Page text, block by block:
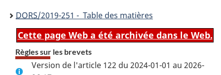
DORS/2019-251 - Table des matières
Cette page Web a été archivée dans le Web.
Règles sur les brevets
Version de l'article 122 du 2024-01-01 au 2026-